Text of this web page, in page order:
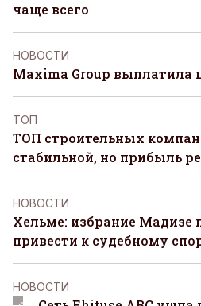
чаще всего
НОВОСТИ
Maxima Group
ТОП
ТОП строительных
стабильной, но прибыль
НОВОСТИ
Хельме: избрание Мадизе
привести к судебному
НОВОСТИ